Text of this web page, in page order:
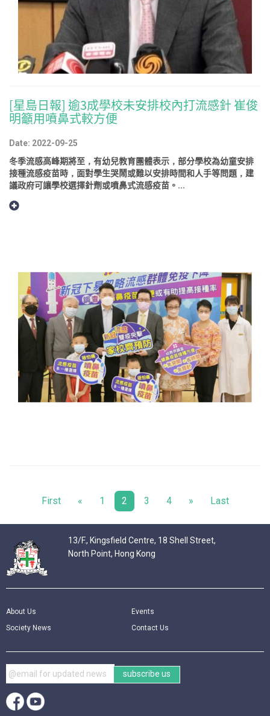
[星島日報] 逾3成學校未安排校內打流感針 崔俊
明籲用噴鼻式較方便
Date: 2022-09-25
冬季流感高峰期將至，有幼兒教育團體表示，部分學校為幼童安排
接種流感疫苗時，面對學生哭鬧或難以安排時間和人手等問題，建
議政府可讓學校選擇針劑或噴鼻式流感疫苗。...
First « 1 2 3 4 » Last
13/F., Kingsfield Centre, 18 Shell Street,
North Point, Hong Kong
About Us
Society News
Events
Contact Us
subscribe us